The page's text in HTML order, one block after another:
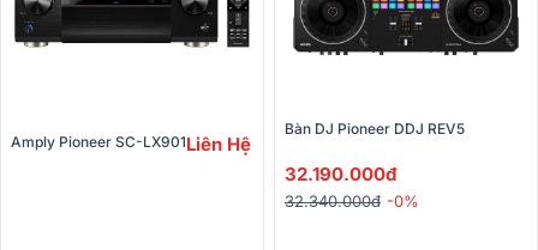
Amply Pioneer SC-LX901Liên Hệ
Bàn DJ Pioneer DDJ REV5
32.190.000đ
32.340.000đ -0%